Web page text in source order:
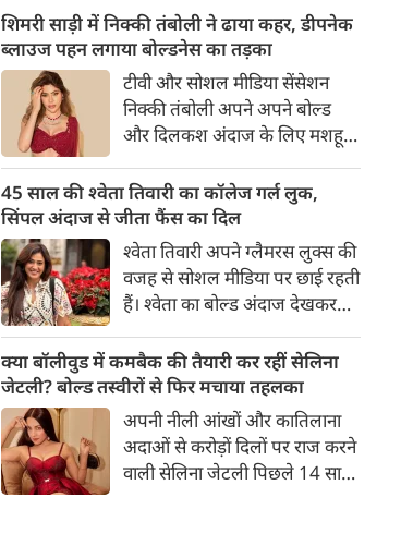
फिर फैंस का दिल जीत लिया है।
पलक ने एक बेहद यूनीक और
स्टाइलिश गोल्डन कॉर्सेट टॉप में
अपनी कुछ तस्वीरें शेयर की है।
शिमरी साड़ी में निक्की तंबोली ने ढाया कहर, डीपनेक
ब्लाउज पहन लगाया बोल्डनेस का तड़का
टीवी और सोशल मीडिया सेंसेशन
निक्की तंबोली अपने अपने बोल्ड
और दिलकश अंदाज के लिए मशहूर
इंटरनेट पर तहलका मचाती रहती हैं।
इस बार निक्की ने मरून कलर की
साड़ी में अपनी कुछ सुपर सिजलिंग
तस्वीरें शेयर की है। खूबसूरत शिमरी
साड़ी में निक्की की अदाएं देखने
लायक है।
45 साल की श्वेता तिवारी का कॉलेज गर्ल लुक,
सिंपल अंदाज से जीता फैंस का दिल
श्वेता तिवारी अपने ग्लैमरस लुक्स की
वजह से सोशल मीडिया पर छाई रहती
हैं। श्वेता का बोल्ड अंदाज देखकर
बच्चों की मां हैं। 45 साल की श्वेता
तिवारी की तस्वीरों पर फैंस जमकर
प्यार लुटाते हैं। इस बार श्वेता तिवारी
ने वेकेशन से अपनी कुछ तस्वीरें शेयर
की है।
क्या बॉलीवुड में कमबैक की तैयारी कर रहीं सेलिना
जेटली? बोल्ड तस्वीरों से फिर मचाया तहलका
अपनी नीली आंखों और कातिलाना
अदाओं से करोड़ों दिलों पर राज करने
वाली सेलिना जेटली पिछले 14 साल